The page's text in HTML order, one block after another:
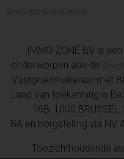
Immoportaal partner
IMMO ZONE BV is
onderworpen aan de
Vastgoedmakelaar met
Land van toekenning is
16B, 1000
BA en borgstelling via NV
Toezichthoudende